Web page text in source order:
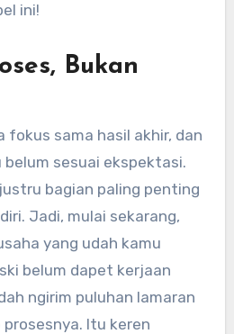
ini!
Bukan
fokus sama hasil akhir, dan
belum sesuai ekspektasi.
bagian paling penting
Jadi, mulai sekarang,
yang udah kamu
belum dapet kerjaan
ngirim puluhan lamaran
Itu keren